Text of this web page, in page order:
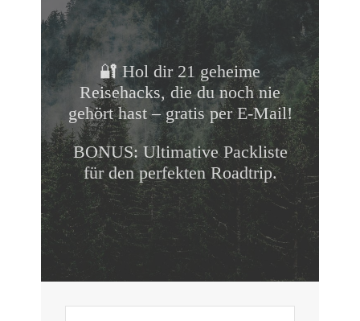
🔐 Hol dir 21 geheime
Reisehacks, die du noch nie
gehört hast – gratis per E-Mail!
BONUS: Ultimative Packliste
für den perfekten Roadtrip.